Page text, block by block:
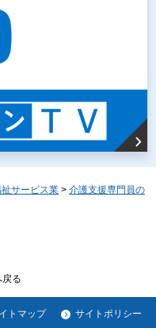
サービス業 > 介護支援専門員の
る
トマップ サイトポリシー